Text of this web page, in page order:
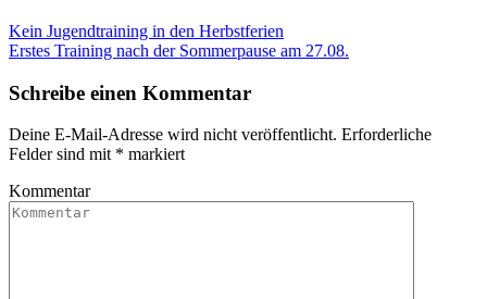
Kein Jugendtraining in den Herbstferien
Erstes Training nach der Sommerpause am 27.08.
Schreibe einen Kommentar
Deine E-Mail-Adresse wird nicht veröffentlicht. Erforderliche
Felder sind mit * markiert
Kommentar